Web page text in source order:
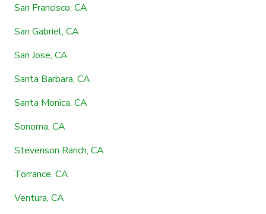
San Francisco, CA
San Gabriel, CA
San Jose, CA
Santa Barbara, CA
Santa Monica, CA
Sonoma, CA
Stevenson Ranch, CA
Torrance, CA
Ventura, CA